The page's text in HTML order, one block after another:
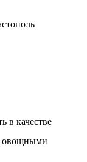
в качестве
овощными